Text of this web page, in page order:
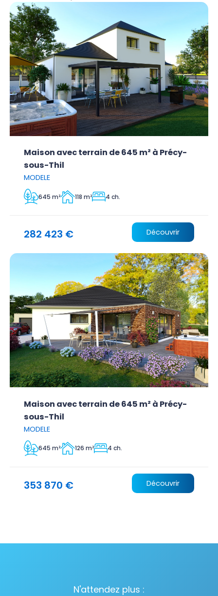
Maison avec terrain de 645 m² à Précy-
sous-Thil
MODELE
645 m² 118 m² 4 ch.
282 423 € Découvrir
Maison avec terrain de 645 m² à Précy-
sous-Thil
MODELE
645 m² 126 m² 4 ch.
353 870 € Découvrir
N'attendez plus :